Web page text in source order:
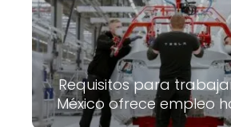
Requisitos para
México ofrece empleo